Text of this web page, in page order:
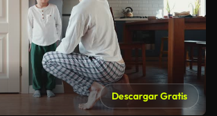
Descargar Gratis